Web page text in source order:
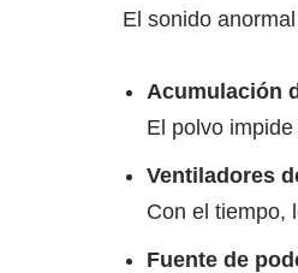
El sonido
Acumulación
El polvo
Ventiladores
Con el tiempo,
Fuente de